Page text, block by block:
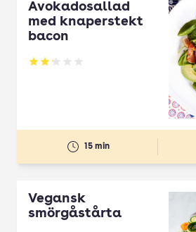
Avokadosallad
med knaperstekt
bacon
Betyg: 2.23 av 5
15 min
Vegansk
smörgåstårta